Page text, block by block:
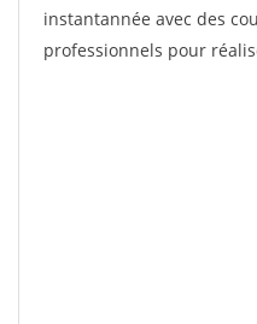
instantannée avec des
professionnels pour